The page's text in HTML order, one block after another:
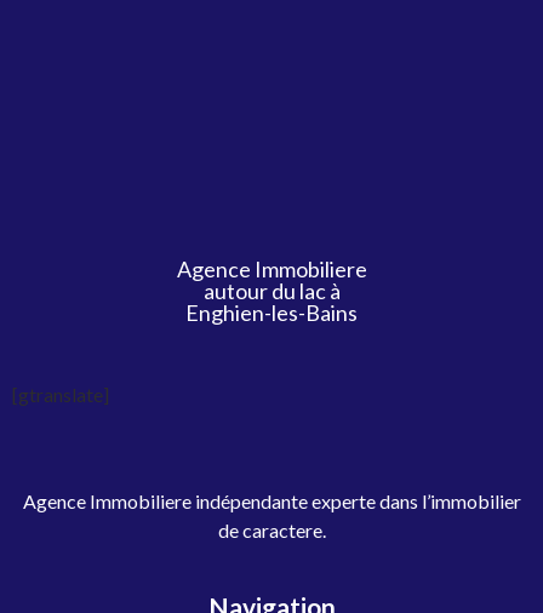
Agence Immobiliere
autour du lac à
Enghien-les-Bains
[gtranslate]
Agence Immobiliere indépendante experte dans l’immobilier
de caractere.
Navigation